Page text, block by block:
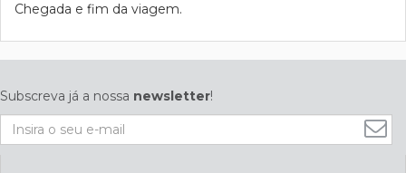
Chegada e fim da viagem.
Subscreva já a nossa newsletter!